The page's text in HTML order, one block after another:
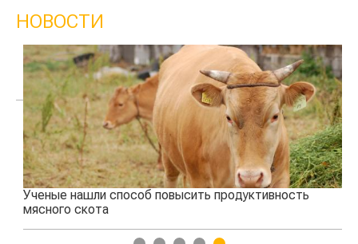
НОВОСТИ
Ученые нашли способ повысить продуктивность
мясного скота